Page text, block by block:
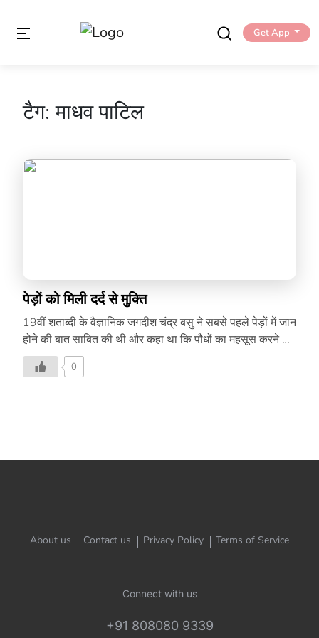
Get App
टैग:माधव पाटिल
पेड़ों को मिली दर्द से मुक्ति
19वीं शताब्दी के वैज्ञानिक जगदीश चंद्र बसु ने सबसे पहले पेड़ों में जान
होने की बात साबित की थी और कहा था कि पौधों का महसूस करने का
अपना एक अलग तरीका होता है। एक पत्ती तोड़ते वक्त भी हम नहीं
जानते कि वे किस दर्द से गुजर रहे होंगे। जगदीश चंद्र बसु की इस बात
0
About us Contact us Privacy Policy Terms of Service
Connect with us
+91 808080 9339